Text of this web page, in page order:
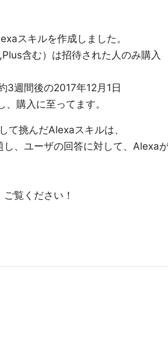
スキルを作成しました。
含む）は招待された人のみ購入
3週間後の2017年12月1日
購入に至ってます。
て挑んだAlexaスキルは、
、ユーザの回答に対して、Alexa
覧ください！